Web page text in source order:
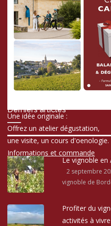
Une idée originale :
Offrez un atelier dégustation,
une visite, un cours d'oenologie.
Informations et commande
Derniers articles
Le vignoble en
2 septembre
vignoble de
Profiter du
activités à